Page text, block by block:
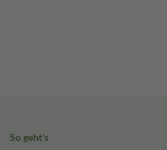
So geht's